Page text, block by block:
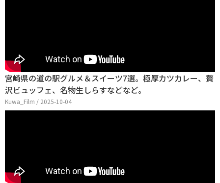
宮崎県の道の駅グルメ＆スイーツ7選。極厚カツカレー、贅
沢ビュッフェ、名物生しらすなどなど。
Kuwa_Film / 2025-10-04